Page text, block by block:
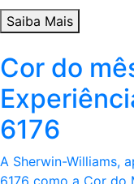
Saiba Mais
Cor do
6176
A Sherwin-Williams,
6176 como a Cor do